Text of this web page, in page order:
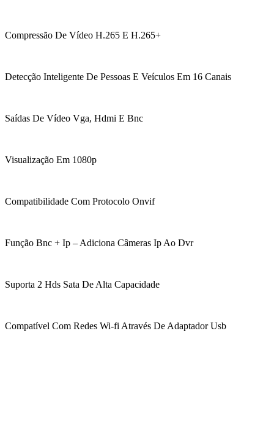
Compressão De Vídeo H.265 E H.265+
Detecção Inteligente De Pessoas E Veículos Em 16 Canais
Saídas De Vídeo Vga, Hdmi E Bnc
Visualização Em 1080p
Compatibilidade Com Protocolo Onvif
Função Bnc + Ip – Adiciona Câmeras Ip Ao Dvr
Suporta 2 Hds Sata De Alta Capacidade
Compatível Com Redes Wi-fi Através De Adaptador Usb